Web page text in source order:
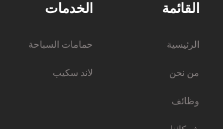
القائمة
الرئيسية
من نحن
وظائف
الخدمات
حمامات السباحة
لاند سكيب